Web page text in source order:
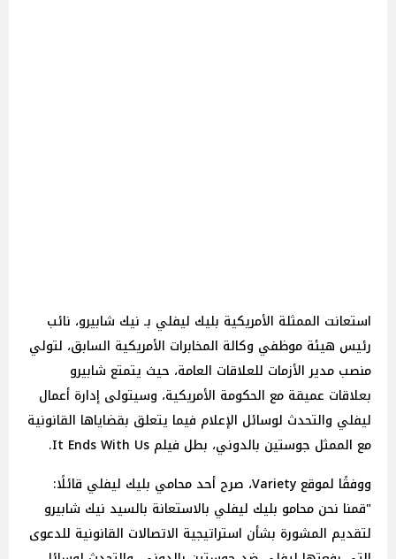
استعانت الممثلة الأمريكية بليك ليفلي بـ نيك شابيرو، نائب
رئيس هيئة موظفي وكالة المخابرات الأمريكية السابق، لتولي
منصب مدير الأزمات للعلاقات العامة، حيث يتمتع شابيرو
بعلاقات عميقة مع الحكومة الأمريكية، وسيتولى إدارة أعمال
ليفلي والتحدث لوسائل الإعلام فيما يتعلق بقضاياها القانونية
مع الممثل جوستين بالدوني، بطل فيلم It Ends With Us.
ووفقًا لموقع Variety، صرح أحد محامي بليك ليفلي قائلًا:
"قمنا نحن محامو بليك ليفلي بالاستعانة بالسيد نيك شابيرو
لتقديم المشورة بشأن استراتيجية الاتصالات القانونية للدعوى